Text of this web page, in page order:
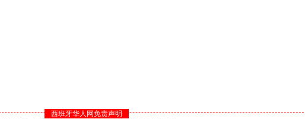
西班牙华人网免责声明